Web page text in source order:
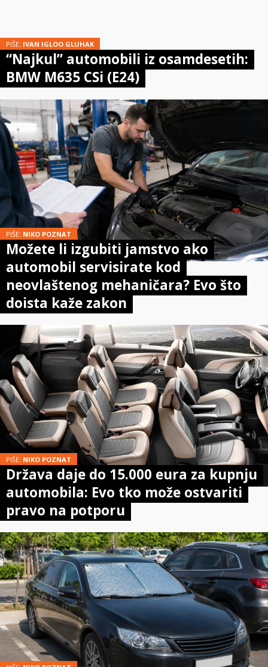
PIŠE: IVAN IGLOO GLUHAK
“Najkul” automobili iz osamdesetih:
BMW M635 CSi (E24)
PIŠE: NIKO POZNAT
Možete li izgubiti jamstvo ako
automobil servisirate kod
neovlaštenog mehaničara? Evo što
doista kaže zakon
PIŠE: NIKO POZNAT
Država daje do 15.000 eura za kupnju
automobila: Evo tko može ostvariti
pravo na potporu